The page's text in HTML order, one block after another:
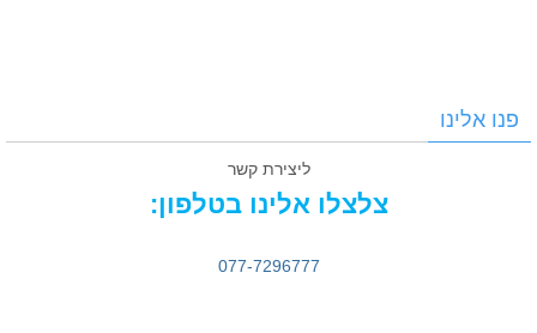
פנו אלינו
ליצירת קשר
צלצלו אלינו בטלפון:
077-7296777